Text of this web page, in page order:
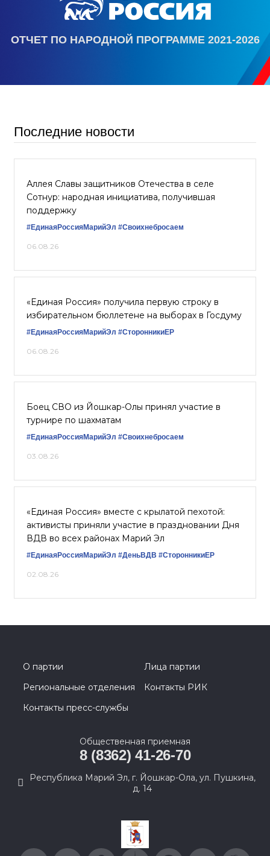
ОТЧЕТ ПО НАРОДНОЙ ПРОГРАММЕ 2021-2026
Последние новости
Аллея Славы защитников Отечества в селе
Сотнур: народная инициатива, получившая
поддержку
#ЕдинаяРоссияМарийЭл #Своихнебросаем
06.08.26
«Единая Россия» получила первую строку в
избирательном бюллетене на выборах в Госдуму
#ЕдинаяРоссияМарийЭл #СторонникиЕР
06.08.26
Боец СВО из Йошкар-Олы принял участие в
турнире по шахматам
#ЕдинаяРоссияМарийЭл #Своихнебросаем
03.08.26
«Единая Россия» вместе с крылатой пехотой:
активисты приняли участие в праздновании Дня
ВДВ во всех районах Марий Эл
#ЕдинаяРоссияМарийЭл #ДеньВДВ #СторонникиЕР
02.08.26
О партии
Лица партии
Региональные отделения
Контакты РИК
Контакты пресс-службы
Общественная приемная
8 (8362) 41-26-70
Республика Марий Эл, г. Йошкар-Ола, ул. Пушкина,
д. 14